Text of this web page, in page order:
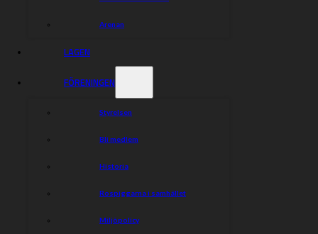
Arenan
LAGEN
FÖRENINGEN
Styrelsen
Bli medlem
Historia
Rospiggarna i samhället
Miljöpolicy